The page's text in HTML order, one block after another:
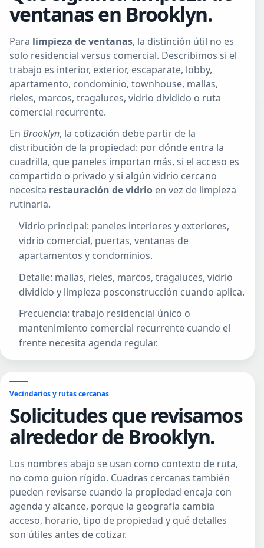
ventanas en Brooklyn.
Para limpieza de ventanas, la distinción útil no es
solo residencial versus comercial. Describimos si el
trabajo es interior, exterior, escaparate, lobby,
apartamento, condominio, townhouse, mallas,
rieles, marcos, tragaluces, vidrio dividido o ruta
comercial recurrente.
En Brooklyn, la cotización debe partir de la
distribución de la propiedad: por dónde entra la
cuadrilla, que paneles importan más, si el acceso es
compartido o privado y si algún vidrio cercano
necesita restauración de vidrio en vez de limpieza
rutinaria.
Vidrio principal: paneles interiores y exteriores,
vidrio comercial, puertas, ventanas de
apartamentos y condominios.
Detalle: mallas, rieles, marcos, tragaluces, vidrio
dividido y limpieza posconstrucción cuando aplica.
Frecuencia: trabajo residencial único o
mantenimiento comercial recurrente cuando el
frente necesita agenda regular.
Vecindarios y rutas cercanas
Solicitudes que revisamos
alrededor de Brooklyn.
Los nombres abajo se usan como contexto de ruta,
no como guion rígido. Cuadras cercanas también
pueden revisarse cuando la propiedad encaja con
agenda y alcance, porque la geografía cambia
acceso, horario, tipo de propiedad y qué detalles
son útiles antes de cotizar.